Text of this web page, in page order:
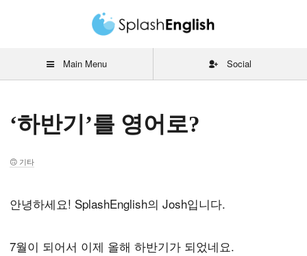
Main Menu Social
‘하반기’를 영어로?
기타
안녕하세요! SplashEnglish의 Josh입니다.
7월이 되어서 이제 올해 하반기가 되었네요.